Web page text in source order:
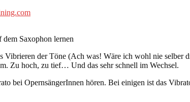
Saxophon lernen
Vibrieren der Töne (Ach was! Wäre ich wohl nie
Zu hoch, zu tief… Und das sehr schnell im Wechsel.
bei OpernsängerInnen hören. Bei einigen ist das